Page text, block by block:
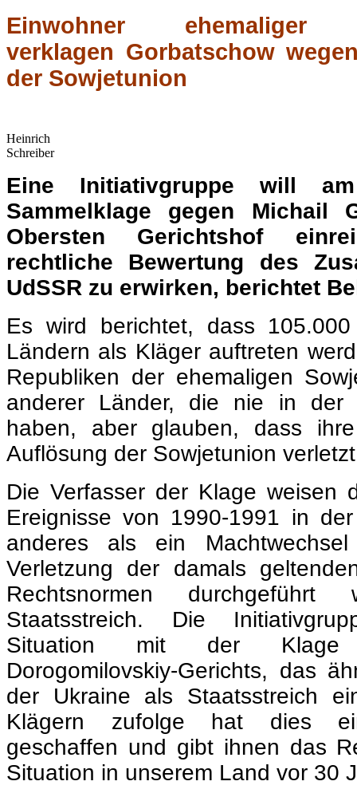
Einwohner ehemaliger
verklagen Gorbatschow
der Sowjetunion
Heinrich
Schreiber
Eine Initiativgruppe will
Sammelklage gegen Michail
Obersten Gerichtshof
rechtliche Bewertung des
UdSSR zu erwirken, berichtet
Es wird berichtet, dass
Ländern als Kläger auftreten
Republiken der ehemaligen
anderer Länder, die nie in der
haben, aber glauben, dass
Auflösung der Sowjetunion
Die Verfasser der Klage weisen
Ereignisse von 1990-1991 in
anderes als ein
Verletzung der damals
Rechtsnormen
Staatsstreich. Die
Situation mit der Klage
Dorogomilovskiy-Gerichts, das
der Ukraine als Staatsstreich
Klägern zufolge hat dies
geschaffen und gibt ihnen das
Situation in unserem Land vor 30